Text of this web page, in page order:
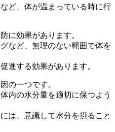
ど、体が温まっている時に行
に効果があります。
など、無理のない範囲で体を
進する効果があります。
の一つです。
内の水分量を適切に保つよう
は、意識して水分を摂ること